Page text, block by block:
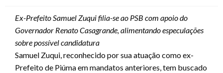
Ex-Prefeito Samuel Zuqui filia-se ao PSB com apoio do
Governador Renato Casagrande, alimentando especulações
sobre possível candidatura
Samuel Zuqui, reconhecido por sua atuação como ex-
Prefeito de Piúma em mandatos anteriores, tem buscado